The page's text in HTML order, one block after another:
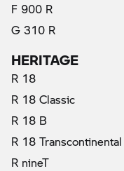
F 900 R
G 310 R
HERITAGE
R 18
R 18 Classic
R 18 B
R 18 Transcontinental
R nineT